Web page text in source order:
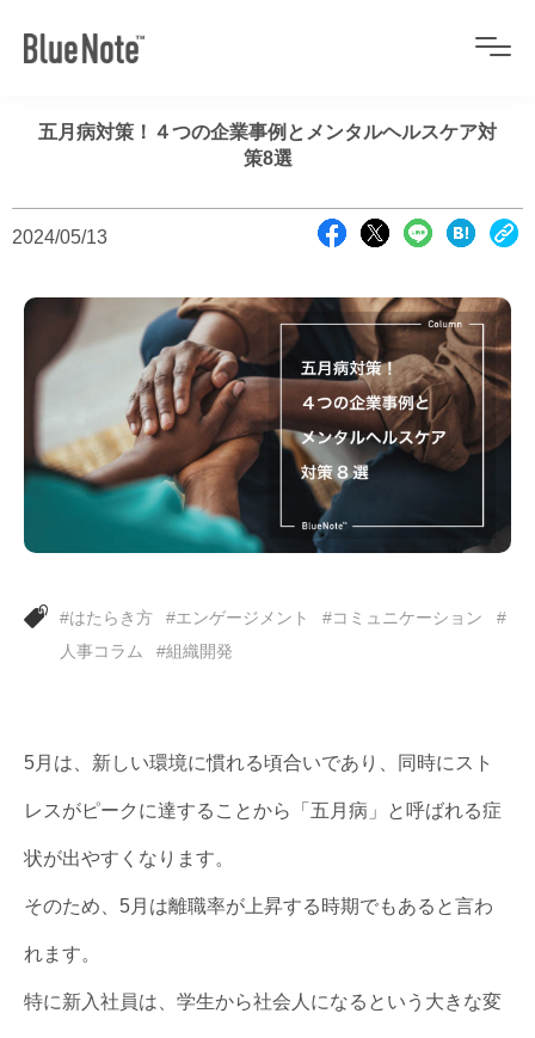
五月病対策！４つの企業事例とメンタルヘルスケア対
策8選
2024/05/13
#はたらき方 #エンゲージメント #コミュニケーション
#
人事コラム
#組織開発
5月は、新しい環境に慣れる頃合いであり、同時にスト
レスがピークに達することから「五月病」と呼ばれる症
状が出やすくなります。
そのため、5月は離職率が上昇する時期でもあると言わ
れます。
特に新入社員は、学生から社会人になるという大きな変